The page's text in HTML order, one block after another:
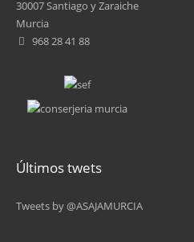
30007 Santiago y Zaraiche
Murcia
968 28 41 88
Últimos twets
Tweets by @ASAJAMURCIA